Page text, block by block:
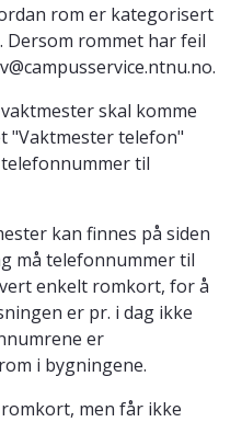
rom er kategorisert
Dersom rommet har feil
skal komme
"Vaktmester telefon"
til
kan finnes på siden
må telefonnummer til
enkelt romkort, for å
er pr. i dag ikke
er
i bygningene.
men får ikke